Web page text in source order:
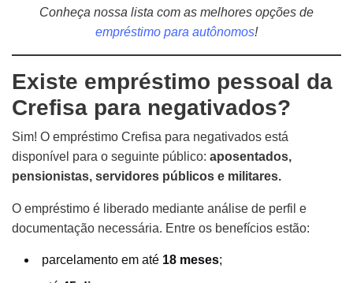
Conheça nossa lista com as melhores opções de
empréstimo para autônomos!
Existe empréstimo pessoal da
Crefisa para negativados?
Sim! O empréstimo Crefisa para negativados está
disponível para o seguinte público: aposentados,
pensionistas, servidores públicos e militares.
O empréstimo é liberado mediante análise de perfil e
documentação necessária. Entre os benefícios estão:
parcelamento em até 18 meses;